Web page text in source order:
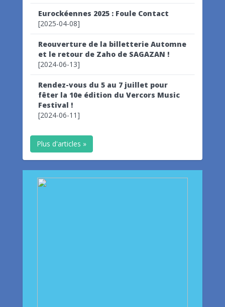
Eurockéennes 2025 : Foule Contact
[2025-04-08]
Reouverture de la billetterie Automne
et le retour de Zaho de SAGAZAN !
[2024-06-13]
Rendez-vous du 5 au 7 juillet pour
fêter la 10e édition du Vercors Music
Festival !
[2024-06-11]
Plus d'articles »